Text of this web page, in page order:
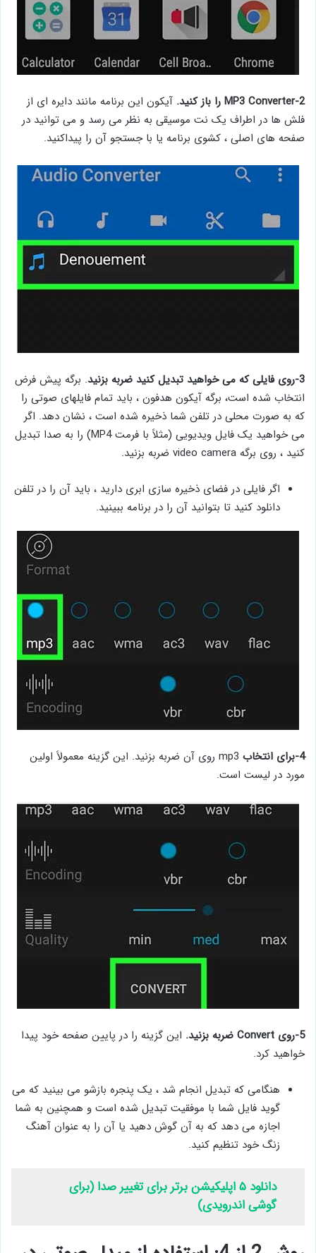
2-MP3 Converter را باز کنید.
آیکون این برنامه مانند دایره ای از
فلش ها در اطراف یک نت موسیقی به نظر می رسد و می توانید در
صفحه های اصلی ، کشوی برنامه یا با جستجو آن را پیداکنید.
3-روی فایلی که می خواهید تبدیل کنید ضربه بزنید
. برگه پیش فرض
انتخاب شده است، برگه آیکون هدفون ، باید تمام فایلهای صوتی را
که به صورت محلی در تلفن شما ذخیره شده است ، نشان دهد. اگر
می خواهید یک فایل ویدیویی (مثلاً با فرمت MP4) را به صدا تبدیل
کنید ، روی برگه video camera ضربه بزنید.
اگر فایلی در فضای ذخیره سازی ابری دارید ، باید آن را در تلفن
دانلود کنید تا بتوانید آن را در برنامه ببینید.
4-برای انتخاب
mp3 روی آن ضربه بزنید. این گزینه معمولاً اولین
مورد در لیست است.
5-روی Convert ضربه بزنید.
این گزینه را در پایین صفحه خود پیدا
خواهید کرد.
هنگامی که تبدیل انجام شد ، یک پنجره بازشو می بینید که می
گوید فایل شما با موفقیت تبدیل شده است و همچنین به شما
اجازه می دهد که به آن گوش دهید یا آن را به عنوان آهنگ
زنگ خود تنظیم کنید.
دانلود ۵ اپلیکیشن برتر برای تغییر صدا (برای
گوشی اندرویدی)